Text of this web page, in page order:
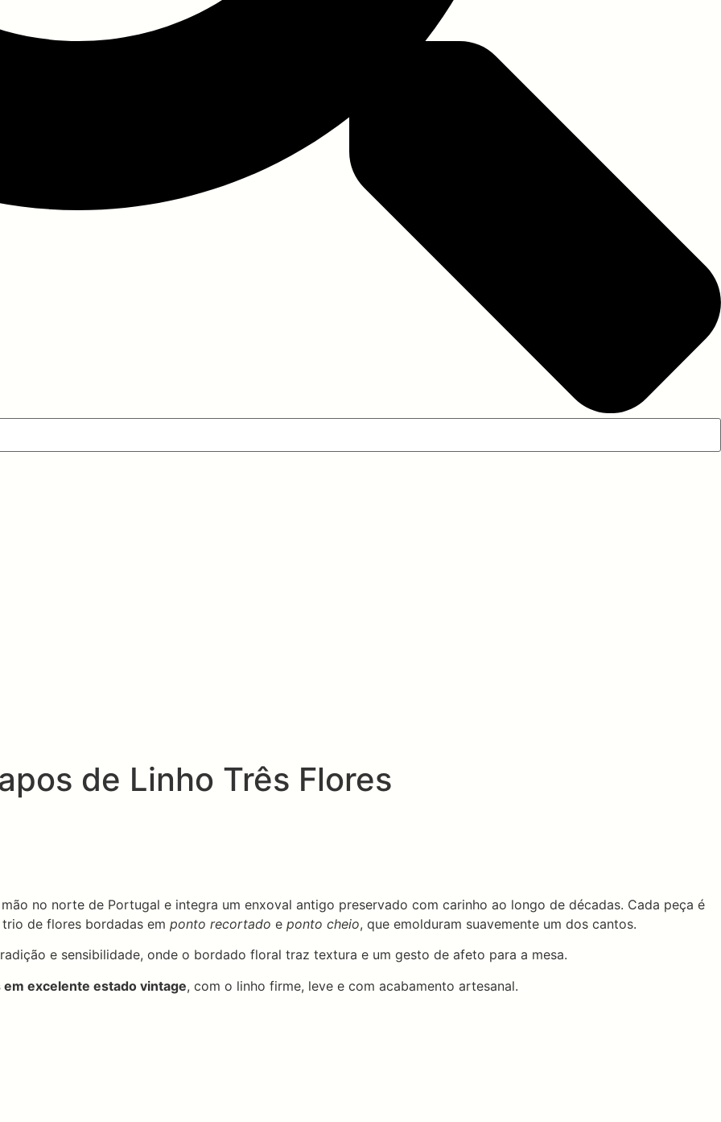
de Linho Três Flores
no norte de Portugal e integra um enxoval antigo preservado com carinho ao longo de décadas. Cada peça é
de flores bordadas em ponto recortado e ponto cheio, que emolduram suavemente um dos cantos.
e sensibilidade, onde o bordado floral traz textura e um gesto de afeto para a mesa.
excelente estado vintage, com o linho firme, leve e com acabamento artesanal.